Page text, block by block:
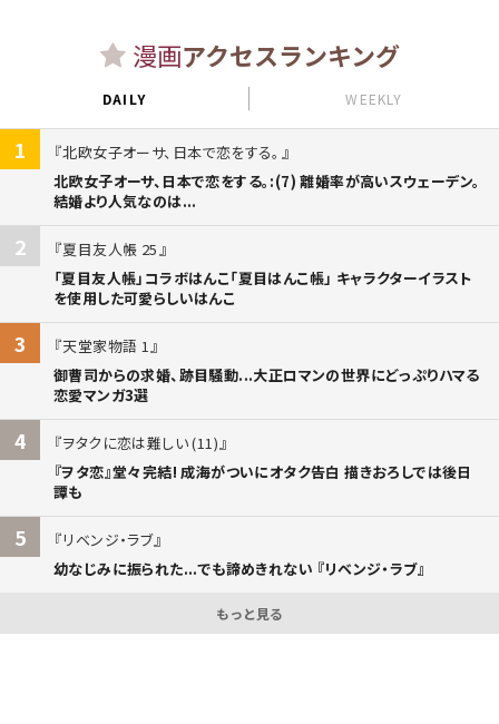
漫画アクセスランキング
DAILY WEEKLY
1
北欧女子オーサ、日本で恋をする。
北欧女子オーサ、日本で恋をする。:(7) 離婚率が高いスウェーデン。
結婚より人気なのは...
2
夏目友人帳 25
「夏目友人帳」コラボはんこ「夏目はんこ帳」 キャラクターイラスト
を使用した可愛らしいはんこ
3
天堂家物語 1
御曹司からの求婚、跡目騒動...大正ロマンの世界にどっぷりハマる
恋愛マンガ3選
4
ヲタクに恋は難しい (11)
『ヲタ恋』堂々完結! 成海がついにオタク告白 描きおろしでは後日
譚も
5
リベンジ・ラブ
幼なじみに振られた...でも諦めきれない 『リベンジ・ラブ』
もっと見る